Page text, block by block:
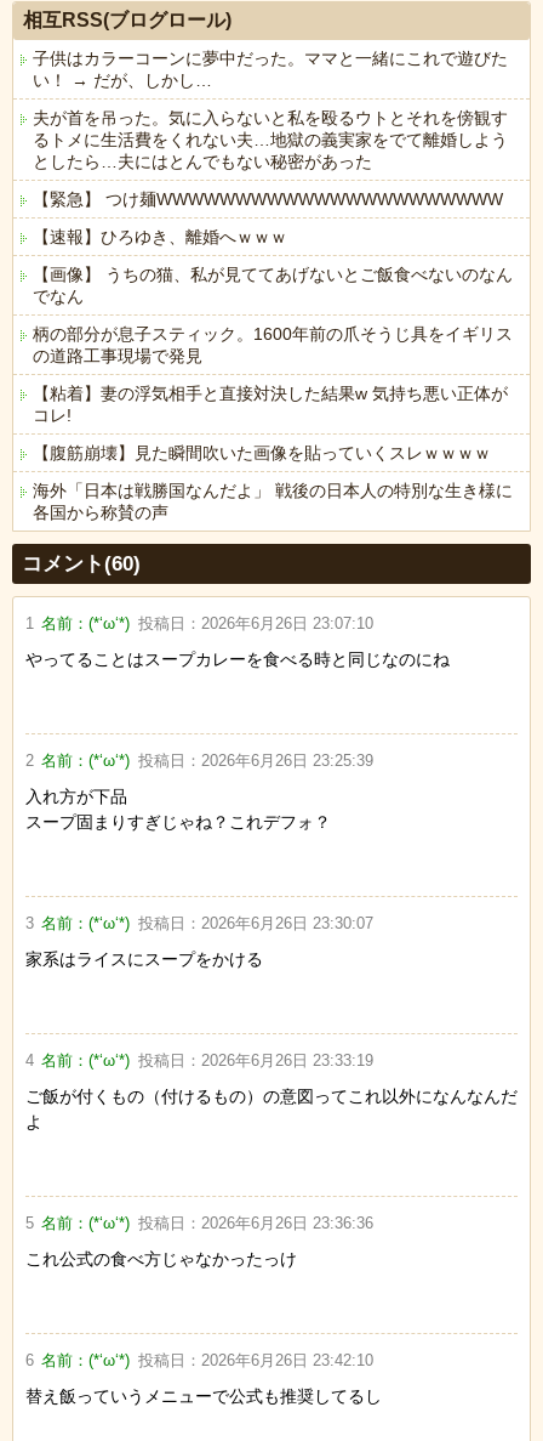
相互RSS(ブログロール)
子供はカラーコーンに夢中だった。ママと一緒にこれで遊びた
い！ → だが、しかし…
夫が首を吊った。気に入らないと私を殴るウトとそれを傍観す
るトメに生活費をくれない夫…地獄の義実家をでて離婚しよう
としたら…夫にはとんでもない秘密があった
【緊急】 つけ麺WWWWWWWWWWWWWWWWWWWWWW
【速報】ひろゆき、離婚へｗｗｗ
【画像】 うちの猫、私が見ててあげないとご飯食べないのなん
でなん
柄の部分が息子スティック。1600年前の爪そうじ具をイギリス
の道路工事現場で発見
【粘着】妻の浮気相手と直接対決した結果w 気持ち悪い正体が
コレ!
【腹筋崩壊】見た瞬間吹いた画像を貼っていくスレｗｗｗｗ
海外「日本は戦勝国なんだよ」 戦後の日本人の特別な生き様に
各国から称賛の声
Powered by livedoor 相互RSS
コメント(60)
1 名前：(*‘ω‘*) 投稿日： 2026年6月26日 23:07:10
やってることはスープカレーを食べる時と同じなのにね
2 名前：(*‘ω‘*) 投稿日： 2026年6月26日 23:25:39
入れ方が下品
スープ固まりすぎじゃね？これデフォ？
3 名前：(*‘ω‘*) 投稿日： 2026年6月26日 23:30:07
家系はライスにスープをかける
4 名前：(*‘ω‘*) 投稿日： 2026年6月26日 23:33:19
ご飯が付くもの（付けるもの）の意図ってこれ以外になんなんだ
よ
5 名前：(*‘ω‘*) 投稿日： 2026年6月26日 23:36:36
これ公式の食べ方じゃなかったっけ
6 名前：(*‘ω‘*) 投稿日： 2026年6月26日 23:42:10
替え飯っていうメニューで公式も推奨してるし